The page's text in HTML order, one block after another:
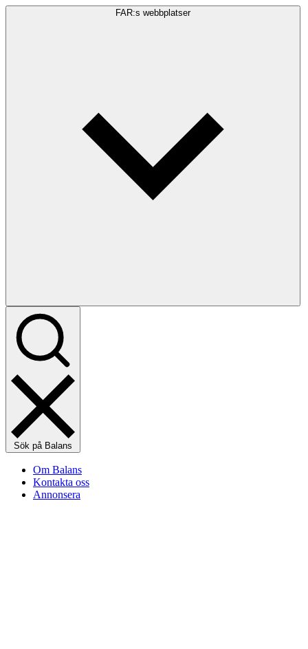
FAR:s webbplatser
Sök på Balans
Om Balans
Kontakta oss
Annonsera